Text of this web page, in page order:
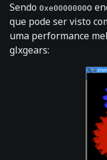
Sendo 0xe0000000o
que pode ser visto
uma performance
glxgears: